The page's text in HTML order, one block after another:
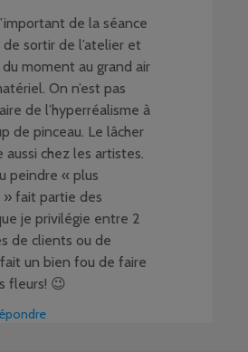
de la séance
sortir de l’atelier et
moment au grand air
On n’est pas
de l’hyperréalisme à
de pinceau. Le lâcher
aussi chez les artistes.
peindre « plus
fait partie des
je privilégie entre 2
de clients ou de
un bien fou de faire
fleurs! 😉